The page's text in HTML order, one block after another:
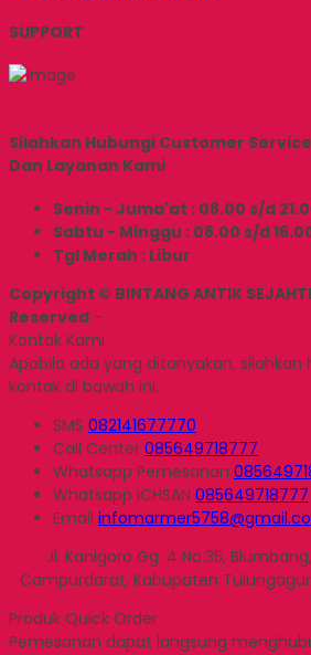
SUPPORT
Silahkan Hubungi Customer
Dan Layanan Kami
Senin - Juma'at : 08.00 s/d
Sabtu - Minggu : 08.00 s/d
Tgl Merah : Libur
Copyright © BINTANG ANTIK
Reserved -
Kontak Kami
Apabila ada yang ditanyakan,
kontak di bawah ini.
SMS 082141677770
Call Center 085649718777
Whatsapp Pemesanan
Whatsapp ICHSAN 085649718777
Email
Jl. Kanigoro Gg. 4 No.35,
Campurdarat, Kabupaten
Produk Quick Order
Pemesanan dapat langsung